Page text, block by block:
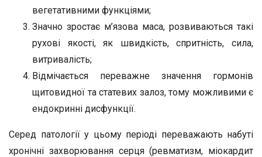
вегетативними функціями;
Значно зростає м’язова маса, розвиваються такі
рухові якості, як швидкість, спритність, сила,
витривалість;
Відмічається переважне значення гормонів
щитовидної та статевих залоз, тому можливими є
ендокринні дисфункції.
Серед патології у цьому періоді переважають набуті
хронічні захворювання серця (ревматизм, міокардит